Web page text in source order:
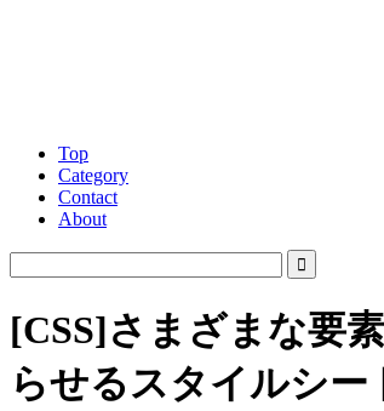
Top
Category
Contact
About
[CSS]さまざまな要
らせるスタイルシー